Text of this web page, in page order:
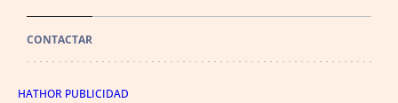
CONTACTAR
HATHOR PUBLICIDAD